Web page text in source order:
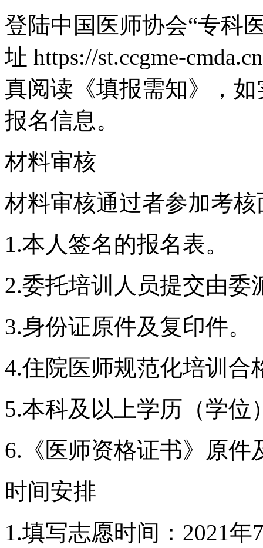
登陆中国医师协会“专科
址 https://st.ccgme-
真阅读《填报需知》，
报名信息。
材料审核
材料审核通过者参加考
1.本人签名的报名表。
2.委托培训人员提交由委
3.身份证原件及复印件。
4.住院医师规范化培训合
5.本科及以上学历（学位
6.《医师资格证书》原件
时间安排
1.填写志愿时间：2021年